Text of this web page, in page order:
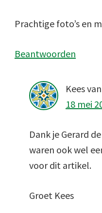
Prachtige foto’s en
Beantwoorden
Kees
18 mei
Dank je Gerard
waren ook wel
voor dit artikel.
Groet Kees